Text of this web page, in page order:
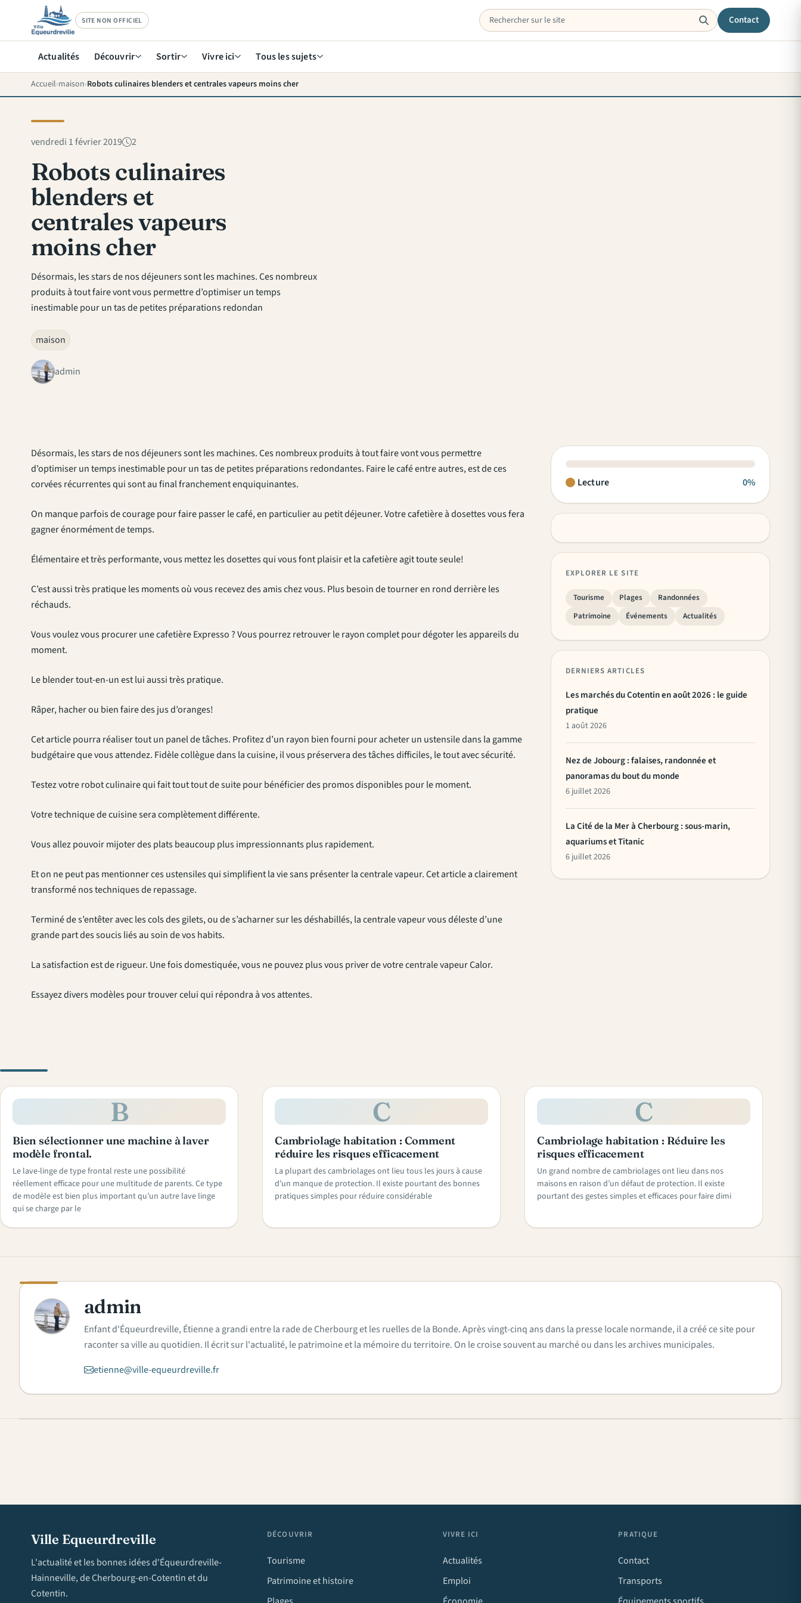
SITE NON OFFICIEL Contact
Actualités Découvrir Sortir Vivre ici Tous les sujets
Accueil maison Robots culinaires blenders et centrales vapeurs moins cher
vendredi 1 février 2019 2
Robots culinaires
blenders et
centrales vapeurs
moins cher
Désormais, les stars de nos déjeuners sont les machines. Ces nombreux
produits à tout faire vont vous permettre d’optimiser un temps
inestimable pour un tas de petites préparations redondan
maison
admin
Désormais, les stars de nos déjeuners sont les machines. Ces nombreux produits à tout faire vont vous permettre
d’optimiser un temps inestimable pour un tas de petites préparations redondantes. Faire le café entre autres, est de ces
corvées récurrentes qui sont au final franchement enquiquinantes.
On manque parfois de courage pour faire passer le café, en particulier au petit déjeuner. Votre cafetière à dosettes vous fera
gagner énormément de temps.
Élémentaire et très performante, vous mettez les dosettes qui vous font plaisir et la cafetière agit toute seule!
C’est aussi très pratique les moments où vous recevez des amis chez vous. Plus besoin de tourner en rond derrière les
réchauds.
Vous voulez vous procurer une cafetière Expresso ? Vous pourrez retrouver le rayon complet pour dégoter les appareils du
moment.
Le blender tout-en-un est lui aussi très pratique.
Râper, hacher ou bien faire des jus d’oranges!
Cet article pourra réaliser tout un panel de tâches. Profitez d’un rayon bien fourni pour acheter un ustensile dans la gamme
budgétaire que vous attendez. Fidèle collègue dans la cuisine, il vous préservera des tâches difficiles, le tout avec sécurité.
Testez votre robot culinaire qui fait tout tout de suite pour bénéficier des promos disponibles pour le moment.
Votre technique de cuisine sera complètement différente.
Vous allez pouvoir mijoter des plats beaucoup plus impressionnants plus rapidement.
Et on ne peut pas mentionner ces ustensiles qui simplifient la vie sans présenter la centrale vapeur. Cet article a clairement
transformé nos techniques de repassage.
Terminé de s’entêter avec les cols des gilets, ou de s’acharner sur les déshabillés, la centrale vapeur vous déleste d’une
grande part des soucis liés au soin de vos habits.
La satisfaction est de rigueur. Une fois domestiquée, vous ne pouvez plus vous priver de votre centrale vapeur Calor.
Essayez divers modèles pour trouver celui qui répondra à vos attentes.
Lecture 0%
EXPLORER LE SITE
Tourisme Plages
Randonnées
Patrimoine
Événements Actualités
DERNIERS ARTICLES
Les marchés du Cotentin en août 2026 : le guide
pratique
1 août 2026
Nez de Jobourg : falaises, randonnée et
panoramas du bout du monde
6 juillet 2026
La Cité de la Mer à Cherbourg : sous-marin,
aquariums et Titanic
6 juillet 2026
B
Bien sélectionner une machine à laver
modèle frontal.
Le lave-linge de type frontal reste une possibilité
réellement efficace pour une multitude de parents. Ce type
de modèle est bien plus important qu’un autre lave linge
qui se charge par le
C
Cambriolage habitation : Comment
réduire les risques efficacement
La plupart des cambriolages ont lieu tous les jours à cause
d’un manque de protection. Il existe pourtant des bonnes
pratiques simples pour réduire considérable
C
Cambriolage habitation : Réduire les
risques efficacement
Un grand nombre de cambriolages ont lieu dans nos
maisons en raison d’un défaut de protection. Il existe
pourtant des gestes simples et efficaces pour faire dimi
A admin
Enfant d'Équeurdreville, Étienne a grandi entre la rade de Cherbourg et les ruelles de la Bonde. Après vingt-cinq ans dans la presse locale normande, il a créé ce site pour
raconter sa ville au quotidien. Il écrit sur l'actualité, le patrimoine et la mémoire du territoire. On le croise souvent au marché ou dans les archives municipales.
etienne@ville-equeurdreville.fr
Ville Equeurdreville
L'actualité et les bonnes idées d'Équeurdreville-
Hainneville, de Cherbourg-en-Cotentin et du
Cotentin.
DÉCOUVRIR
Tourisme
Patrimoine et histoire
VIVRE ICI
Actualités
Emploi
PRATIQUE
Contact
Transports